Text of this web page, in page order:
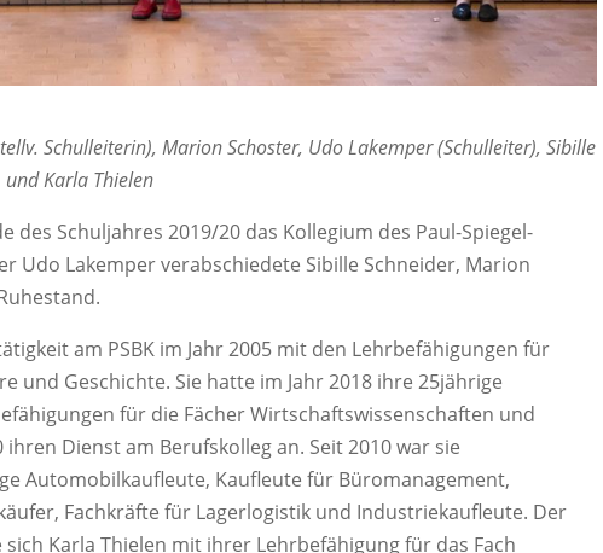
Schulleiterin), Marion Schoster, Udo Lakemper (Schulleiter), Sibille
Karla Thielen
des Schuljahres 2019/20 das Kollegium des Paul-Spiegel-
Udo Lakemper verabschiedete Sibille Schneider, Marion
am PSBK im Jahr 2005 mit den Lehrbefähigungen für
und Geschichte. Sie hatte im Jahr 2018 ihre 25jährige
für die Fächer Wirtschaftswissenschaften und
Dienst am Berufskolleg an. Seit 2010 war sie
Automobilkaufleute, Kaufleute für Büromanagement,
Fachkräfte für Lagerlogistik und Industriekaufleute. Der
Karla Thielen mit ihrer Lehrbefähigung für das Fach